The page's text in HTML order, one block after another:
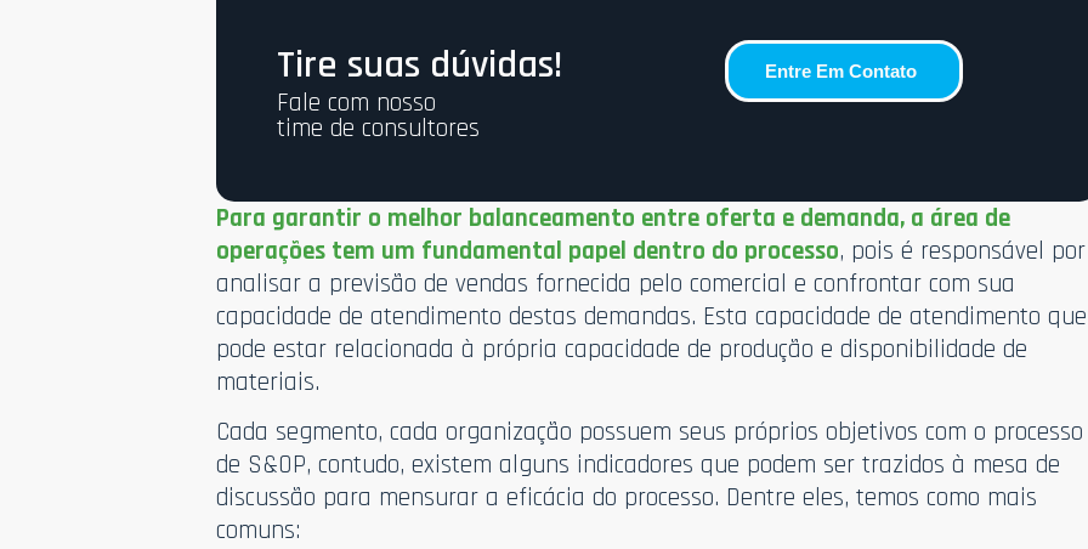
Tire suas dúvidas!
Fale com nosso
time de consultores
Entre Em Contato
Para garantir o melhor balanceamento entre oferta e demanda, a área de
operações tem um fundamental papel dentro do processo, pois é responsável por
analisar a previsão de vendas fornecida pelo comercial e confrontar com sua
capacidade de atendimento destas demandas. Esta capacidade de atendimento que
pode estar relacionada à própria capacidade de produção e disponibilidade de
materiais.
Cada segmento, cada organização possuem seus próprios objetivos com o processo
de S&OP, contudo, existem alguns indicadores que podem ser trazidos à mesa de
discussão para mensurar a eficácia do processo. Dentre eles, temos como mais
comuns: